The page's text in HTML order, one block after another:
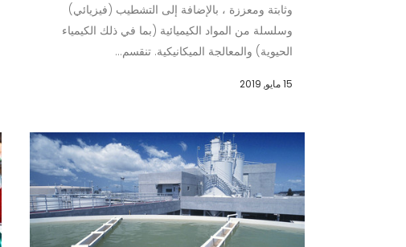
وثابتة ومعززة ، بالإضافة إلى التشطيب (فيزيائي)
وسلسلة من المواد الكيميائية (بما في ذلك الكيمياء
الحيوية) والمعالجة الميكانيكية. تنقسم...
15 مايو, 2019